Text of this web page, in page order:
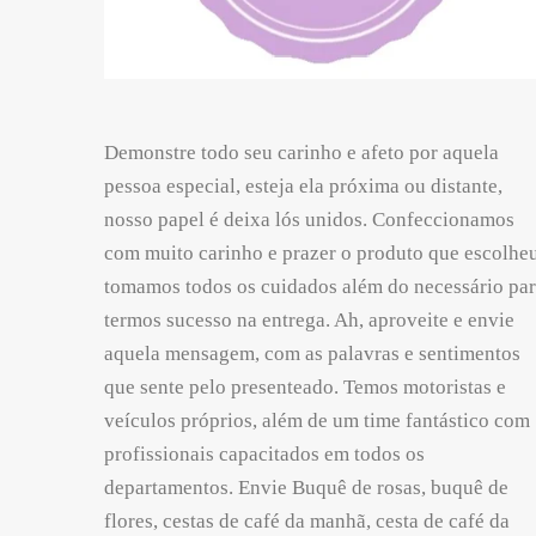
Demonstre todo seu carinho e afeto por aquela
pessoa especial, esteja ela próxima ou distante,
nosso papel é deixa lós unidos. Confeccionamos
com muito carinho e prazer o produto que
tomamos todos os cuidados além do necessário
termos sucesso na entrega. Ah, aproveite e envie
aquela mensagem, com as palavras e sentimentos
que sente pelo presenteado. Temos motoristas e
veículos próprios, além de um time fantástico com
profissionais capacitados em todos os
departamentos. Envie Buquê de rosas, buquê de
flores, cestas de café da manhã, cesta de café da